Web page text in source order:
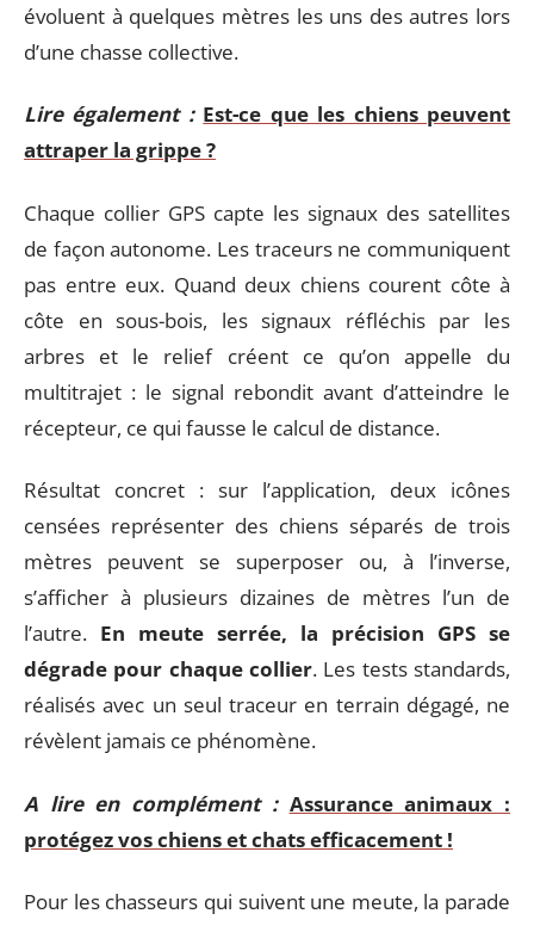
évoluent à quelques mètres les uns des autres lors
d’une chasse collective.
Lire également : Est-ce que les chiens peuvent
attraper la grippe ?
Chaque collier GPS capte les signaux des satellites
de façon autonome. Les traceurs ne communiquent
pas entre eux. Quand deux chiens courent côte à
côte en sous-bois, les signaux réfléchis par les
arbres et le relief créent ce qu’on appelle du
multitrajet : le signal rebondit avant d’atteindre le
récepteur, ce qui fausse le calcul de distance.
Résultat concret : sur l’application, deux icônes
censées représenter des chiens séparés de trois
mètres peuvent se superposer ou, à l’inverse,
s’afficher à plusieurs dizaines de mètres l’un de
l’autre. En meute serrée, la précision GPS se
dégrade pour chaque collier. Les tests standards,
réalisés avec un seul traceur en terrain dégagé, ne
révèlent jamais ce phénomène.
A lire en complément : Assurance animaux :
protégez vos chiens et chats efficacement !
Pour les chasseurs qui suivent une meute, la parade